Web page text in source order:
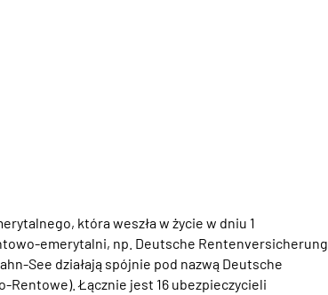
która weszła w życie w dniu 1
emerytalni, np. Deutsche Rentenversicherung
See działają spójnie pod nazwą Deutsche
Łącznie jest 16 ubezpieczycieli